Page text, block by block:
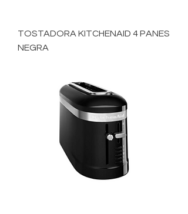
TOSTADORA KITCHENAID 4 PANES
NEGRA